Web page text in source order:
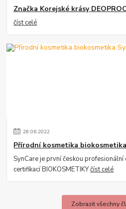
Značka Korejské krásy
číst celé
28.06.2022
Přírodní kosmetika
SynCare je první českou
certifikací BIOKOSMETIKYčíst celé
Zobrazit všechny